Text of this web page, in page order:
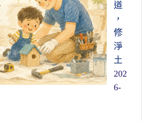
道
，
修
淨
土
202
6-